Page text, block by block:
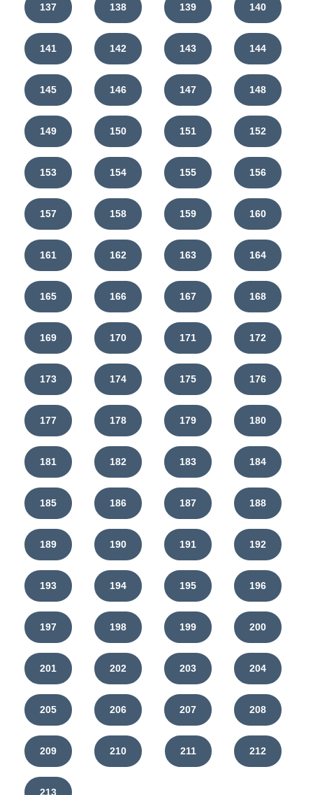
137 138 139 140
141 142 143 144
145 146 147 148
149 150 151 152
153 154 155 156
157 158 159 160
161 162 163 164
165 166 167 168
169 170 171 172
173 174 175 176
177 178 179 180
181 182 183 184
185 186 187 188
189 190 191 192
193 194 195 196
197 198 199 200
201 202 203 204
205 206 207 208
209 210 211 212
213